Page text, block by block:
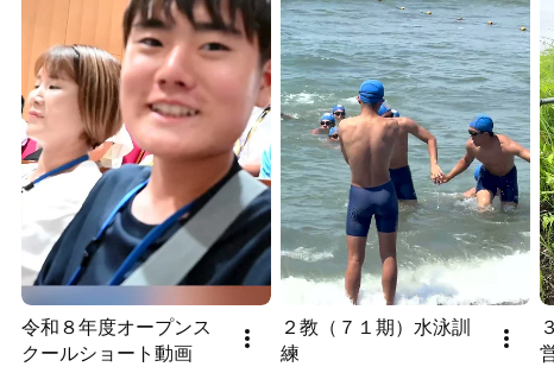
令和８年度オープンス
クールショート動画
２教（７１期）水泳訓
練